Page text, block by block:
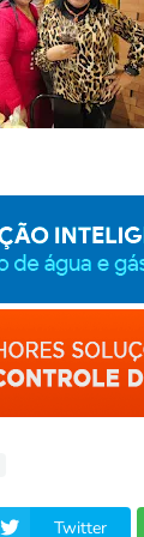
Twitter